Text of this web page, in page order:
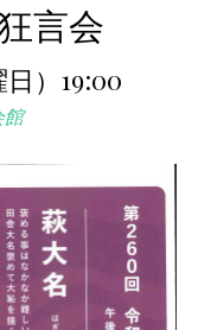
言会
）19:00
館